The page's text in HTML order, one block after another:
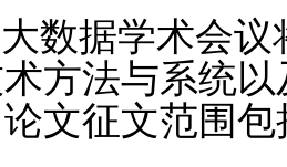
数据学术会
方法与系统
文征文范围